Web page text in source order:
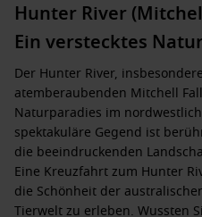
Hunter River
Ein verstecktes
Der Hunter River,
atemberaubenden Mitchell
Naturparadies im
spektakuläre Gegend ist
die beeindruckenden
Eine Kreuzfahrt zum Hunter
die Schönheit der
Tierwelt zu erleben. Wussten